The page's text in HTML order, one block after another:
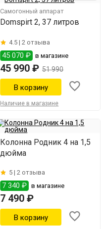
Самогонный аппарат
Domspirt 2, 37 литров
4.5 |2 отзыва
45 070 ₽ в магазине
45 990 ₽ 51 990
Наличие в магазине
Колонна Родник 4 на 1,5
дюйма
5 |2 отзыва
7 340 ₽ в магазине
7 490 ₽